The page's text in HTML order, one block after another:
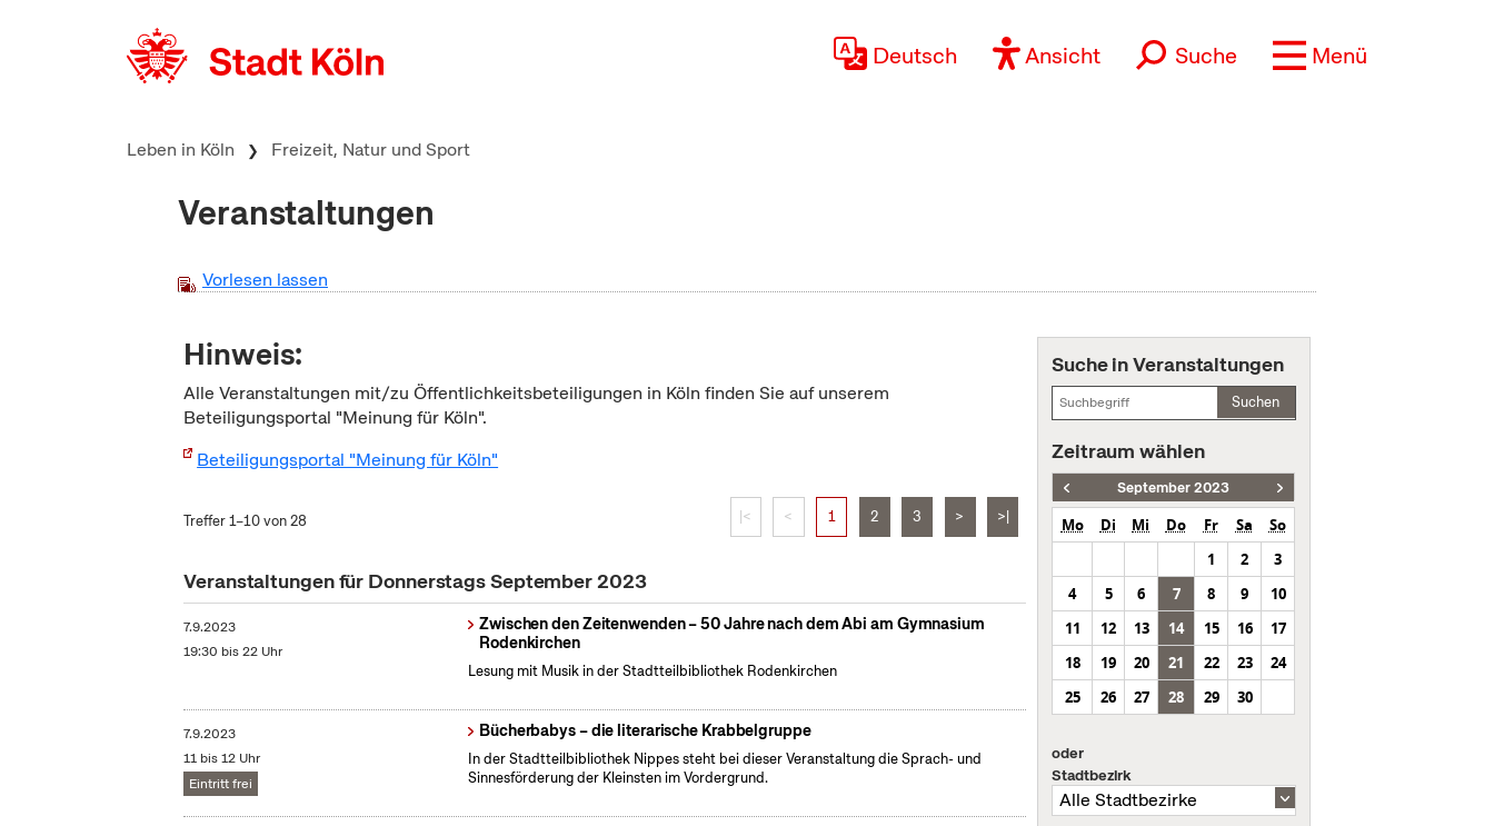
Deutsch Ansicht Suche Menü
Leben in Köln Freizeit, Natur und Sport
Veranstaltungen
Vorlesen lassen
Hinweis:
Alle Veranstaltungen mit/zu Öffentlichkeitsbeteiligungen in Köln finden Sie auf unserem
Beteiligungsportal "Meinung für Köln".
Beteiligungsportal "Meinung für Köln"
Treffer 1–10 von 28 |< < 1 2 3 > >|
Veranstaltungen für Donnerstags September 2023
7.9.2023
19:30 bis 22 Uhr
Zwischen den Zeitenwenden – 50 Jahre nach dem Abi am Gymnasium
Rodenkirchen
Lesung mit Musik in der Stadtteilbibliothek Rodenkirchen
7.9.2023
11 bis 12 Uhr
Eintritt frei
Bücherbabys – die literarische Krabbelgruppe
In der Stadtteilbibliothek Nippes steht bei dieser Veranstaltung die Sprach- und
Sinnesförderung der Kleinsten im Vordergrund.
Suche in Veranstaltungen
Suchen
Zeitraum wählen
September 2023
Mo Di Mi Do Fr Sa
So
1
2
3
4
5 6 7 8 9
10
11
12 13 14 15 16
17
18
19 20 21 22 23
24
25
26 27 28 29 30
oder
Stadtbezirk